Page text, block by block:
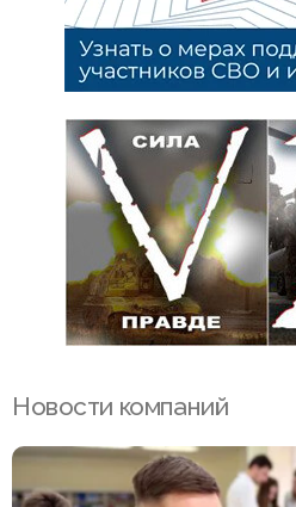
Новости компаний